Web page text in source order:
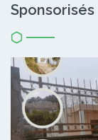
Sponsorisés